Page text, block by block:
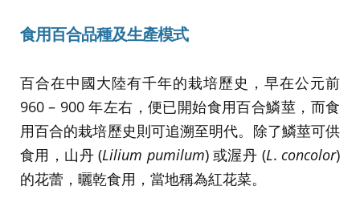
食用百合品種及生產模式
百合在中國大陸有千年的栽培歷史，早在公元前
960 – 900 年左右，便已開始食用百合鱗莖，而食
用百合的栽培歷史則可追溯至明代。除了鱗莖可供
食用，山丹 (Lilium pumilum) 或渥丹 (L.concolor)
的花蕾，曬乾食用，當地稱為紅花菜。